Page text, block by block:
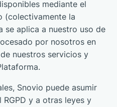
mediante el
(colectivamente la
se aplica a nuestro uso de
por nosotros en
nuestros servicios y
Snovio puede asumir
y a otras leyes y